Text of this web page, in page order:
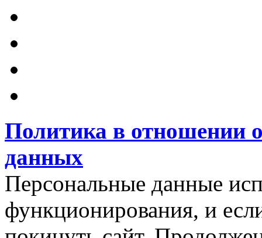
Политика в отношении
данных
Персональные данные
функционирования, и